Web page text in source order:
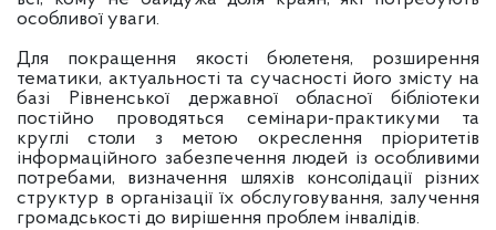
особливої уваги.
Для покращення якості бюлетеня, розширення
тематики, актуальності та сучасності його змісту на
базі Рівненської державної обласної бібліотеки
постійно проводяться семінари-практикуми та
круглі столи з метою окреслення пріоритетів
інформаційного забезпечення людей із особливими
потребами, визначення шляхів консолідації різних
структур в організації їх обслуговування, залучення
громадськості до вирішення проблем інвалідів.